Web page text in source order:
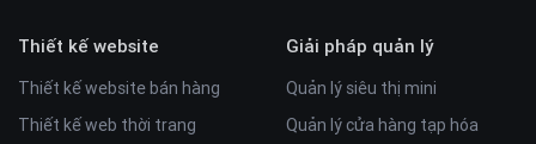
Thiết kế website
Thiết kế website bán hàng
Thiết kế web thời trang
Giải pháp quản lý
Quản lý siêu thị mini
Quản lý cửa hàng tạp hóa